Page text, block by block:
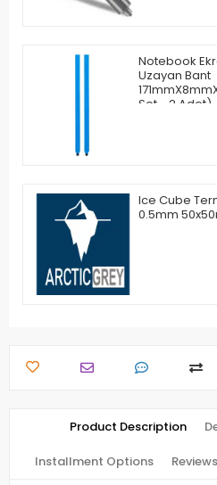
Notebook
Uzayan Bant
Set - 2 Adet)
Ice Cube
0.5mm
Product Description
Installment Options Reviews